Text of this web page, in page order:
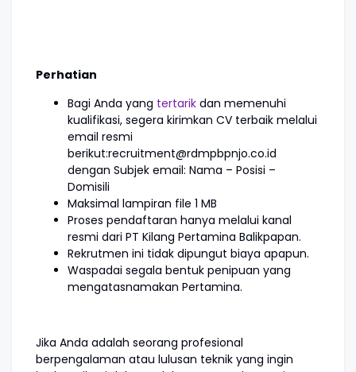
Perhatian
Bagi Anda yang tertarik dan memenuhi
kualifikasi, segera kirimkan CV terbaik melalui
email resmi
berikut:recruitment@rdmpbpnjo.co.id
dengan Subjek email: Nama – Posisi –
Domisili
Maksimal lampiran file 1 MB
Proses pendaftaran hanya melalui kanal
resmi dari PT Kilang Pertamina Balikpapan.
Rekrutmen ini tidak dipungut biaya apapun.
Waspadai segala bentuk penipuan yang
mengatasnamakan Pertamina.
Jika Anda adalah seorang profesional
berpengalaman atau lulusan teknik yang ingin